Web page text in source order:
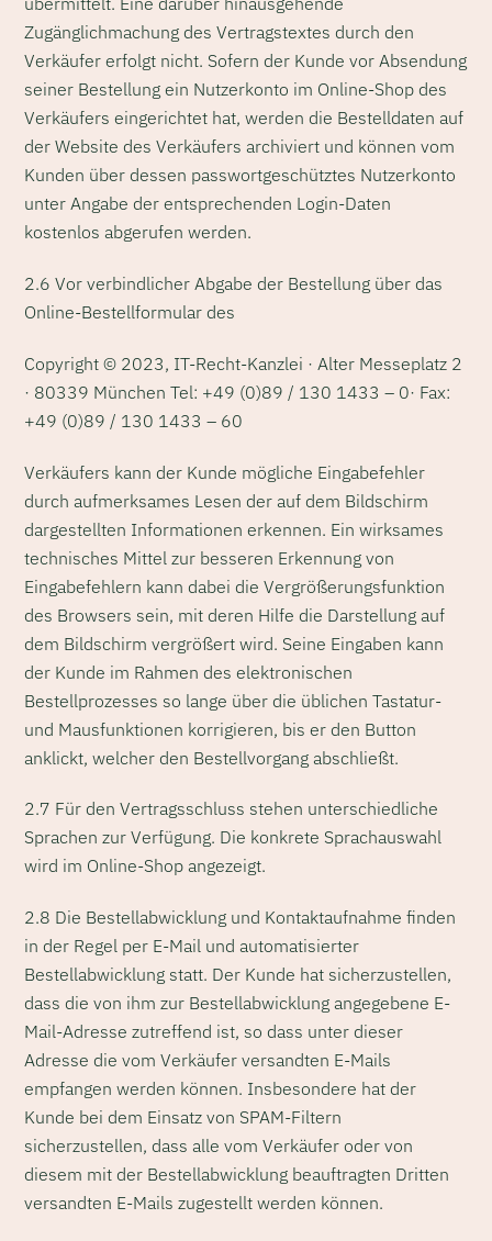
Zugänglichmachung des Vertragstextes durch den
Verkäufer erfolgt nicht. Sofern der Kunde vor Absendung
seiner Bestellung ein Nutzerkonto im Online-Shop des
Verkäufers eingerichtet hat, werden die Bestelldaten auf
der Website des Verkäufers archiviert und können vom
Kunden über dessen passwortgeschütztes Nutzerkonto
unter Angabe der entsprechenden Login-Daten
kostenlos abgerufen werden.
2.6 Vor verbindlicher Abgabe der Bestellung über das
Online-Bestellformular des
Copyright © 2023, IT-Recht-Kanzlei · Alter Messeplatz 2
· 80339 München Tel: +49 (0)89 / 130 1433 – 0· Fax:
+49 (0)89 / 130 1433 – 60
Verkäufers kann der Kunde mögliche Eingabefehler
durch aufmerksames Lesen der auf dem Bildschirm
dargestellten Informationen erkennen. Ein wirksames
technisches Mittel zur besseren Erkennung von
Eingabefehlern kann dabei die Vergrößerungsfunktion
des Browsers sein, mit deren Hilfe die Darstellung auf
dem Bildschirm vergrößert wird. Seine Eingaben kann
der Kunde im Rahmen des elektronischen
Bestellprozesses so lange über die üblichen Tastatur-
und Mausfunktionen korrigieren, bis er den Button
anklickt, welcher den Bestellvorgang abschließt.
2.7 Für den Vertragsschluss stehen unterschiedliche
Sprachen zur Verfügung. Die konkrete Sprachauswahl
wird im Online-Shop angezeigt.
2.8 Die Bestellabwicklung und Kontaktaufnahme finden
in der Regel per E-Mail und automatisierter
Bestellabwicklung statt. Der Kunde hat sicherzustellen,
dass die von ihm zur Bestellabwicklung angegebene E-
Mail-Adresse zutreffend ist, so dass unter dieser
Adresse die vom Verkäufer versandten E-Mails
empfangen werden können. Insbesondere hat der
Kunde bei dem Einsatz von SPAM-Filtern
sicherzustellen, dass alle vom Verkäufer oder von
diesem mit der Bestellabwicklung beauftragten Dritten
versandten E-Mails zugestellt werden können.